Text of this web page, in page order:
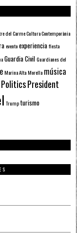
del Carme Cultura Contemporània
evento experiencia fiesta
Guardia Civil Guardianes del
Marina Alta Morella música
PoliticsPresident
Trump turismo